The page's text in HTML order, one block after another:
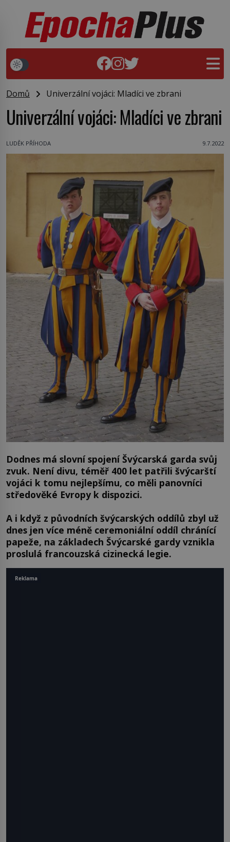
Domů Univerzální vojáci: Mladíci ve zbrani
Univerzální vojáci: Mladíci ve zbrani
LUDĚK PŘÍHODA 9.7.2022
Dodnes má slovní spojení Švýcarská garda svůj
zvuk. Není divu, téměř 400 let patřili švýcarští
vojáci k tomu nejlepšímu, co měli panovníci
středověké Evropy k dispozici.
A i když z původních švýcarských oddílů zbyl už
dnes jen více méně ceremoniální oddíl chránící
papeže, na základech Švýcarské gardy vznikla
proslulá francouzská cizinecká legie.
Reklama